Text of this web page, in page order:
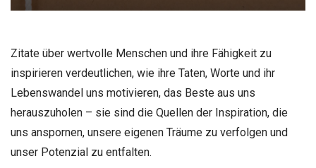
Zitate über wertvolle Menschen und ihre Fähigkeit zu
inspirieren verdeutlichen, wie ihre Taten, Worte und ihr
Lebenswandel uns motivieren, das Beste aus uns
herauszuholen – sie sind die Quellen der Inspiration, die
uns anspornen, unsere eigenen Träume zu verfolgen und
unser Potenzial zu entfalten.